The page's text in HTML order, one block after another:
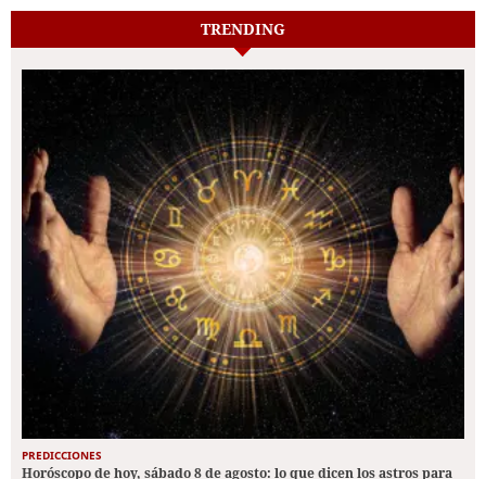
TRENDING
PREDICCIONES
Horóscopo de hoy, sábado 8 de agosto: lo que dicen los astros para